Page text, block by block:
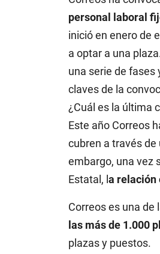
personal laboral
inició en enero de
a optar a una
una serie de fases
claves de la
¿Cuál es la última
Este año Correos
cubren a través
embargo, una vez
Estatal, l a relación
Correos es una
las más de 1.000
plazas y puestos.